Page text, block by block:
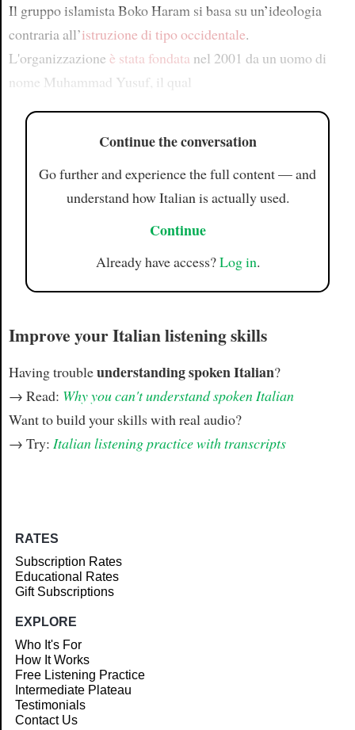
Il gruppo islamista Boko Haram si basa su un’ideologia
contraria all’istruzione di tipo occidentale.
L'organizzazione è stata fondata nel 2001 da un uomo di
nome Muhammad Yusuf, il qual
Continue the conversation
Go further and experience the full content — and
understand how Italian is actually used.
Continue
Already have access?Log in.
Improve your Italian listening skills
Having troubleunderstanding spoken Italian?
→ Read: Why you can't understand spoken Italian
Want to build your skills with real audio?
→ Try: Italian listening practice with transcripts
RATES
Subscription Rates
Educational Rates
Gift Subscriptions
EXPLORE
Who It's For
How It Works
Free Listening Practice
Intermediate Plateau
Testimonials
Contact Us